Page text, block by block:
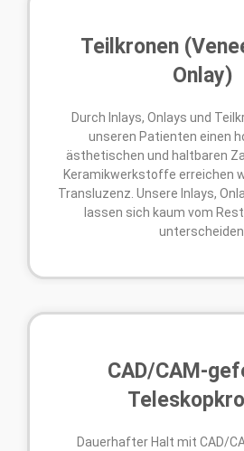
Teilkronen
Onlay)
Durch Inlays, Onlays und
unseren Patienten einen
ästhetischen und haltbaren
Keramikwerkstoffe erreichen
Transluzenz. Unsere Inlays,
lassen sich kaum vom
unterscheiden.
CAD/CAM-
Dauerhafter Halt mit CAD/